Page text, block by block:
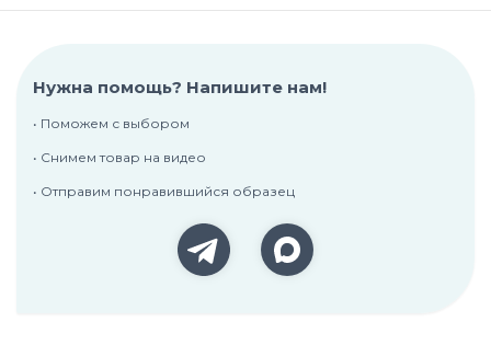
Нужна помощь? Напишите нам!
• Поможем с выбором
• Снимем товар на видео
• Отправим понравившийся образец